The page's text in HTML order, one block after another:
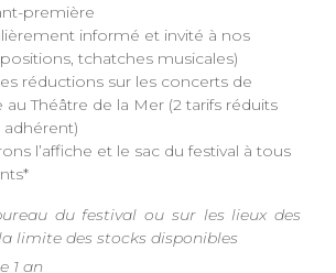
première
informé et invité à nos
tchatches musicales)
réductions sur les concerts de
au Théâtre de la Mer (2 tarifs réduits
l’affiche et le sac du festival à tous
du festival ou sur les lieux des
limite des stocks disponibles
1 an